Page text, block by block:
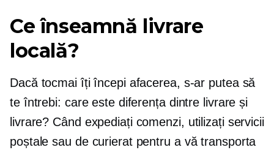
Ce înseamnă livrare
locală?
Dacă tocmai îți începi afacerea, s-ar putea să
te întrebi: care este diferența dintre livrare și
livrare? Când expediați comenzi, utilizați servicii
poștale sau de curierat pentru a vă transporta